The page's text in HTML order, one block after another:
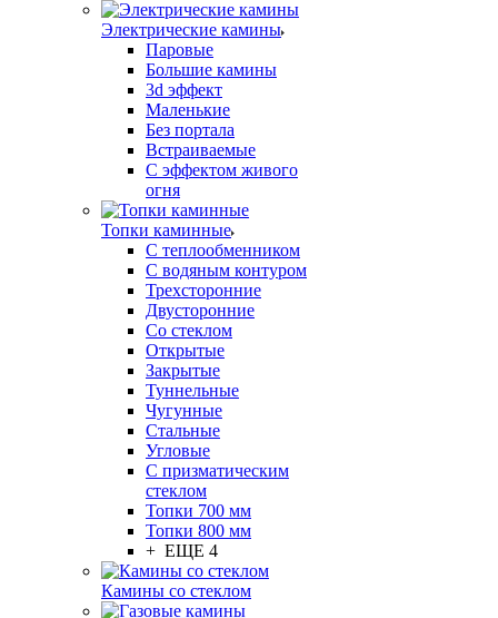
Электрические камины
Паровые
Большие камины
3d эффект
Маленькие
Без портала
Встраиваемые
С эффектом живого
огня
Топки каминные
С теплообменником
С водяным контуром
Трехсторонние
Двусторонние
Со стеклом
Открытые
Закрытые
Туннельные
Чугунные
Стальные
Угловые
С призматическим
стеклом
Топки 700 мм
Топки 800 мм
+ ЕЩЕ 4
Камины со стеклом